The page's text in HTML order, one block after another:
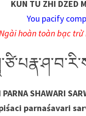
KUN TU ZHI DZED
You pacify
hoàn toàn bạc trừ
SHAWARI
parnaśavari